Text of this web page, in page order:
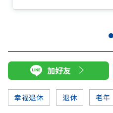
加好友
幸福退休 退休 老年